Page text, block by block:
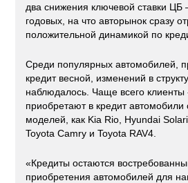
два снижения ключевой ставки ЦБ
годовых, на что авторынок сразу
положительной динамикой по
Среди популярных автомобилей,
кредит весной, изменений в
наблюдалось. Чаще всего клиенты
приобретают в кредит автомобили
моделей, как Kia Rio, Hyundai
Toyota Camry и Toyota RAV4.
«Кредиты остаются
приобретения автомобилей для